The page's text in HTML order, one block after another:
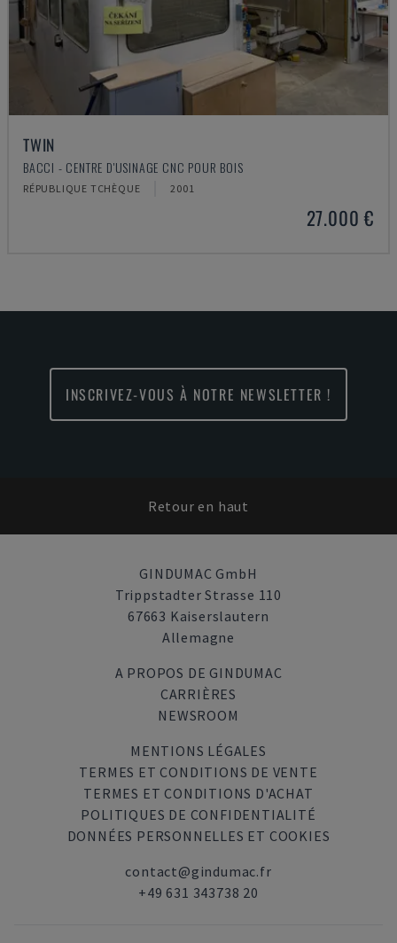
TWIN
BACCI - CENTRE D'USINAGE CNC POUR BOIS
RÉPUBLIQUE TCHÈQUE 2001
27.000 €
INSCRIVEZ-VOUS À NOTRE NEWSLETTER !
Retour en haut
GINDUMAC GmbH
Trippstadter Strasse 110
67663 Kaiserslautern
Allemagne
A PROPOS DE GINDUMAC
CARRIÈRES
NEWSROOM
MENTIONS LÉGALES
TERMES ET CONDITIONS DE VENTE
TERMES ET CONDITIONS D'ACHAT
POLITIQUES DE CONFIDENTIALITÉ
DONNÉES PERSONNELLES ET COOKIES
contact@gindumac.fr
+49 631 343738 20